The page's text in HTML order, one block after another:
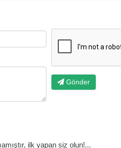
Gönder
ilk yapan siz olun!...